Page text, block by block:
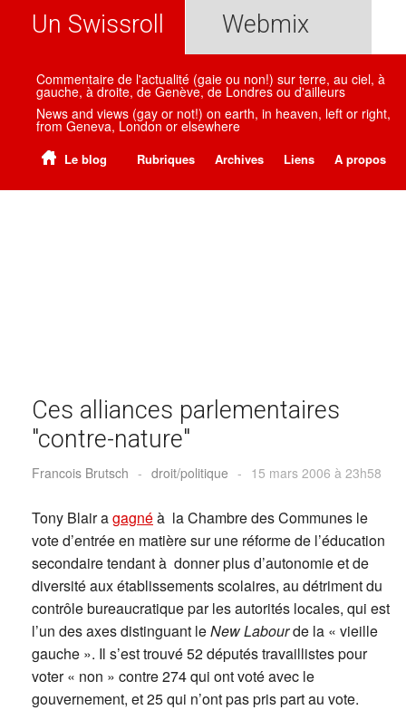
Un Swissroll Webmix
Commentaire de l'actualité (gaie ou non!) sur terre, au ciel, à
gauche, à droite, de Genève, de Londres ou d'ailleurs
News and views (gay or not!) on earth, in heaven, left or right,
from Geneva, London or elsewhere
Le blog Rubriques Archives Liens A propos
Ces alliances parlementaires
"contre-nature"
Francois Brutsch - droit/politique - 15 mars 2006 à 23h58
Tony Blair agagnéà la Chambre des Communes le
vote d’entrée en matière sur une réforme de l’éducation
secondaire tendant à donner plus d’autonomie et de
diversité aux établissements scolaires, au détriment du
contrôle bureaucratique par les autorités locales, qui est
l’un des axes distinguant leNew Labourde la « vieille
gauche ». Il s’est trouvé 52 députés travaillistes pour
voter « non » contre 274 qui ont voté avec le
gouvernement, et 25 qui n’ont pas pris part au vote.